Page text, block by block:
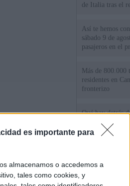
es importante para
almacenamos o accedemos a
tales como cookies, y
de Italia tras el
Así te hemos
sábado 9 de
pasajeros en el
Más de 800.000
residentes en
fronterizo
Qué hay detrás
España por la
algo"